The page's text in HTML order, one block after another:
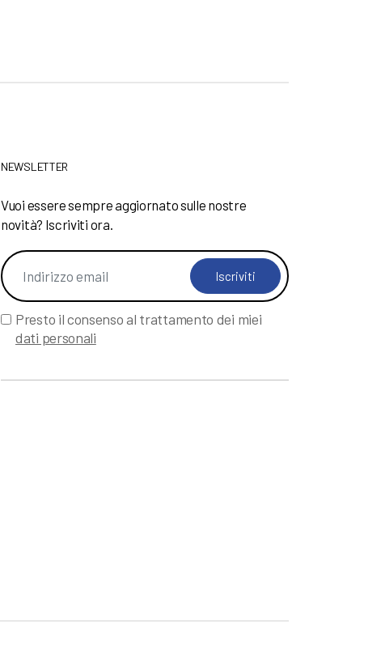
NEWSLETTER
Vuoi essere sempre aggiornato sulle nostre
novità? Iscriviti ora.
Iscriviti
Presto il consenso al trattamento dei miei
dati personali